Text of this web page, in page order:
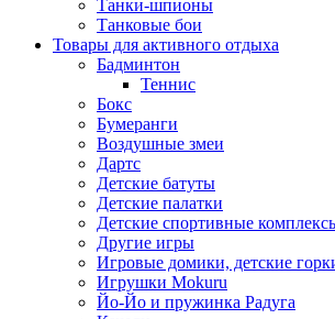
Танки-шпионы
Танковые бои
Товары для активного отдыха
Бадминтон
Теннис
Бокс
Бумеранги
Воздушные змеи
Дартс
Детские батуты
Детские палатки
Детские спортивные
Другие игры
Игровые домики, детские
Игрушки Mokuru
Йо-Йо и пружинка Радуга